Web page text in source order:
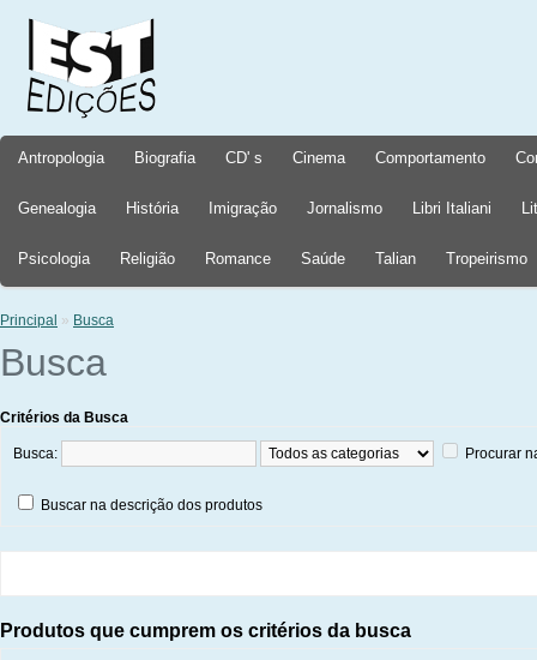
Antropologia Biografia CD' s Cinema Comportamento
Genealogia História Imigração Jornalismo Libri Italiani
Psicologia Religião Romance Saúde Talian Tropeirismo
Principal » Busca
Busca
Critérios da Busca
Busca: Procurar
Buscar na descrição dos produtos
Produtos que cumprem os critérios da busca